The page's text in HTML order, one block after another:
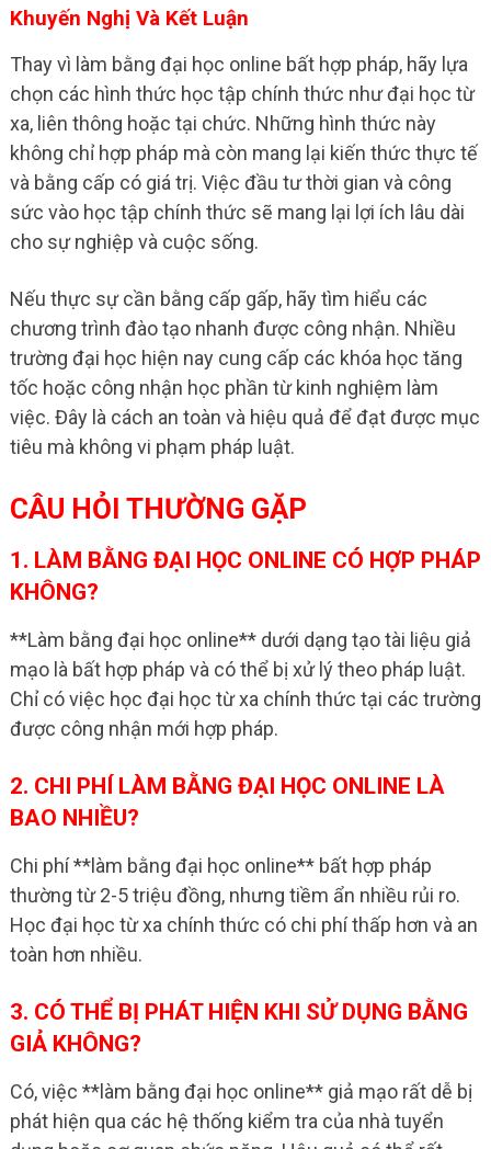
Khuyến Nghị Và Kết Luận
Thay vì làm bằng đại học online bất hợp pháp, hãy lựa
chọn các hình thức học tập chính thức như đại học từ
xa, liên thông hoặc tại chức. Những hình thức này
không chỉ hợp pháp mà còn mang lại kiến thức thực tế
và bằng cấp có giá trị. Việc đầu tư thời gian và công
sức vào học tập chính thức sẽ mang lại lợi ích lâu dài
cho sự nghiệp và cuộc sống.
Nếu thực sự cần bằng cấp gấp, hãy tìm hiểu các
chương trình đào tạo nhanh được công nhận. Nhiều
trường đại học hiện nay cung cấp các khóa học tăng
tốc hoặc công nhận học phần từ kinh nghiệm làm
việc. Đây là cách an toàn và hiệu quả để đạt được mục
tiêu mà không vi phạm pháp luật.
CÂU HỎI THƯỜNG GẶP
1. LÀM BẰNG ĐẠI HỌC ONLINE CÓ HỢP PHÁP
KHÔNG?
**Làm bằng đại học online** dưới dạng tạo tài liệu giả
mạo là bất hợp pháp và có thể bị xử lý theo pháp luật.
Chỉ có việc học đại học từ xa chính thức tại các trường
được công nhận mới hợp pháp.
2. CHI PHÍ LÀM BẰNG ĐẠI HỌC ONLINE LÀ
BAO NHIỀU?
Chi phí **làm bằng đại học online** bất hợp pháp
thường từ 2-5 triệu đồng, nhưng tiềm ẩn nhiều rủi ro.
Học đại học từ xa chính thức có chi phí thấp hơn và an
toàn hơn nhiều.
3. CÓ THỂ BỊ PHÁT HIỆN KHI SỬ DỤNG BẰNG
GIẢ KHÔNG?
Có, việc **làm bằng đại học online** giả mạo rất dễ bị
phát hiện qua các hệ thống kiểm tra của nhà tuyển